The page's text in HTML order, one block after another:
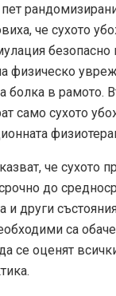
пет
че сухото
безопасно
физическо
болка в рамото.
само сухото
че сухото
до
и други
са
се оценят